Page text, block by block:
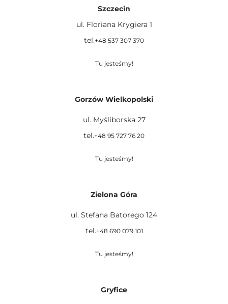
Szczecin
ul. Floriana Krygiera 1
tel.+48 537 307 370
Tu jesteśmy!
Gorzów Wielkopolski
ul. Myśliborska 27
tel.+48 95 727 76 20
Tu jesteśmy!
Zielona Góra
ul. Stefana Batorego 124
tel.+48 690 079 101
Tu jesteśmy!
Gryfice